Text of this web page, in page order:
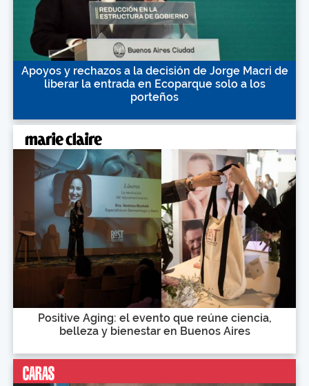
Apoyos y rechazos a la decisión de Jorge Macri de
liberar la entrada en Ecoparque solo a los
porteños
Positive Aging: el evento que reúne ciencia,
belleza y bienestar en Buenos Aires